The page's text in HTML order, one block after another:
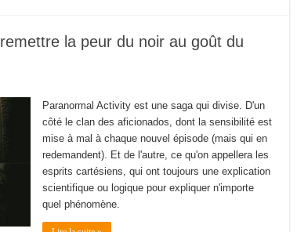
la peur du noir au goût du
Paranormal Activity est une saga qui divise. D'un
côté le clan des aficionados, dont la sensibilité est
mise à mal à chaque nouvel épisode (mais qui en
redemandent). Et de l'autre, ce qu'on appellera les
esprits cartésiens, qui ont toujours une explication
scientifique ou logique pour expliquer n'importe
quel phénomène.